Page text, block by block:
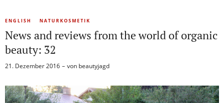
ENGLISH NATURKOSMETIK
News and reviews from the world of organic
beauty: 32
21. Dezember 2016 von beautyjagd